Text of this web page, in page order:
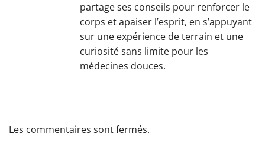
partage ses conseils pour renforcer le
corps et apaiser l’esprit, en s’appuyant
sur une expérience de terrain et une
curiosité sans limite pour les
médecines douces.
Les commentaires sont fermés.